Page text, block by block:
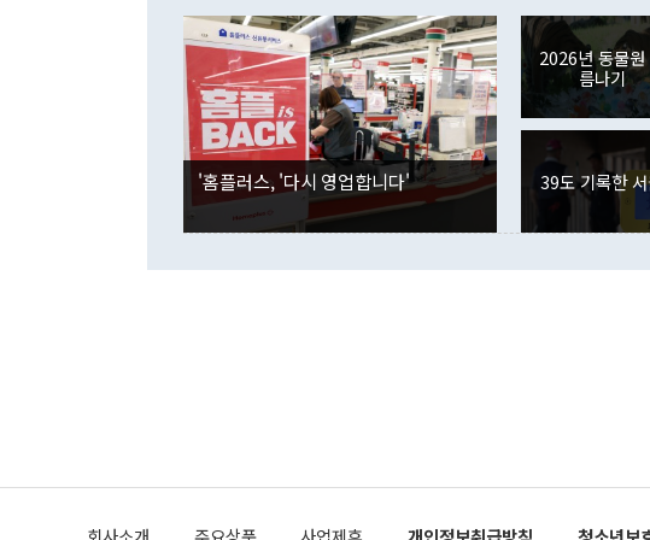
이 9월 러시아 블라디보스
며 "정부 차원에서 (참석
은 "그것은 외교부의 몫"
잘랐다. 정 장관이 이날 소
않았다는 점에서 문제가
사합의 복원, 4자회담 추
권이라는 지적이 나오고
뒤 "여기 업무보고에 발표
부의 한 소식통은 "정 장관
를 거쳐 결정된 사안이
련 부처 장관이 정부의 공
하고 대통령의 면전에서 '
이나 미국은 북한에 선비
였던 올해 3월(369억
인의 해외투자가 80억
각각 증가했다. 증권투자
국인의 국내 주식 투자는
감소하며 전월(-310억
경신했다. 외국인의 국내
분기 말 만기도래 영향으
다. 내국인의 해외 증권투
다. eoyn2@newspim.com
'홈플러스, '다시 영업합니다'
2026년 동물원
름나기
39도 기록한